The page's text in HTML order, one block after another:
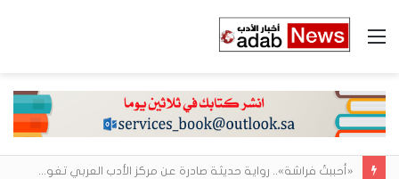
القائمة
«أحببتُ فراشة».. رواية حديثة صادرة عن مركز الأدب العربي تغوص في هشاشة الحب وصراعات الذات